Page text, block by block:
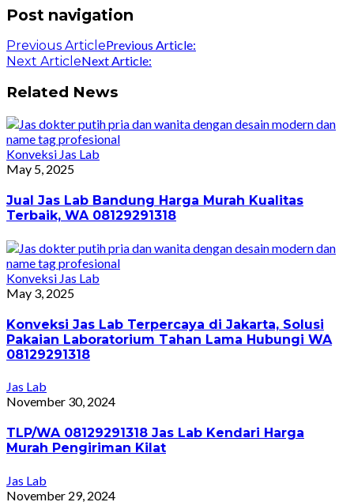
Post navigation
Previous ArticlePrevious Article:
Next ArticleNext Article:
Related News
Konveksi Jas Lab
May 5, 2025
Jual Jas Lab Bandung Harga Murah Kualitas
Terbaik, WA 08129291318
Konveksi Jas Lab
May 3, 2025
Konveksi Jas Lab Terpercaya di Jakarta, Solusi
Pakaian Laboratorium Tahan Lama Hubungi WA
08129291318
Jas Lab
November 30, 2024
TLP/WA 08129291318 Jas Lab Kendari Harga
Murah Pengiriman Kilat
Jas Lab
November 29, 2024